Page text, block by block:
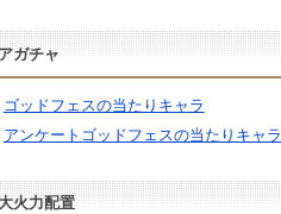
ガチャ
ゴッドフェスの当たりキャラ
アンケートゴッドフェスの当たりキャラ
火力配置